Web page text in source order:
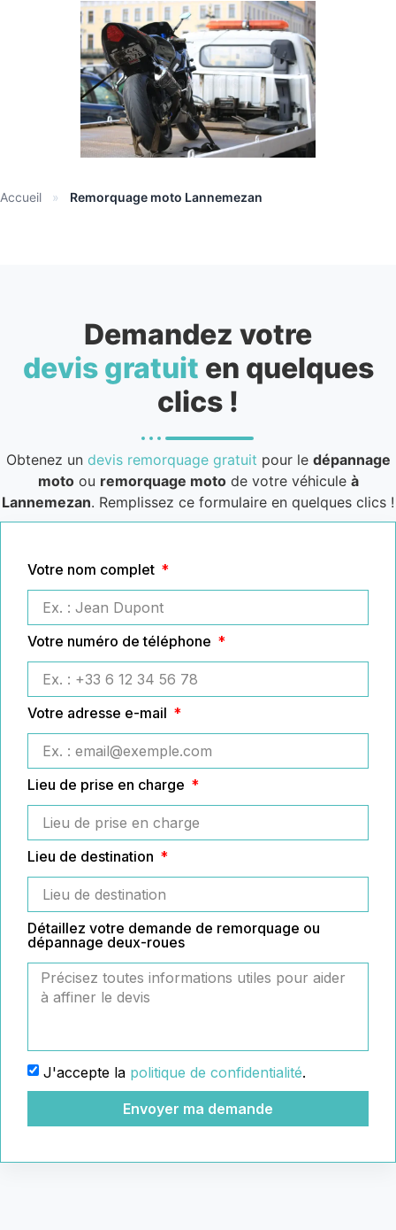
Accueil » Remorquage moto Lannemezan
Demandez votre
devis gratuit en quelques
clics !
Obtenez un devis remorquage gratuit pour le dépannage
motoou remorquage motode votre véhicule à
Lannemezan. Remplissez ce formulaire en quelques clics !
Votre nom complet
Votre numéro de téléphone
Votre adresse e-mail
Lieu de prise en charge
Lieu de destination
Détaillez votre demande de remorquage ou
dépannage deux-roues
J'accepte la politique de confidentialité.
Envoyer ma demande